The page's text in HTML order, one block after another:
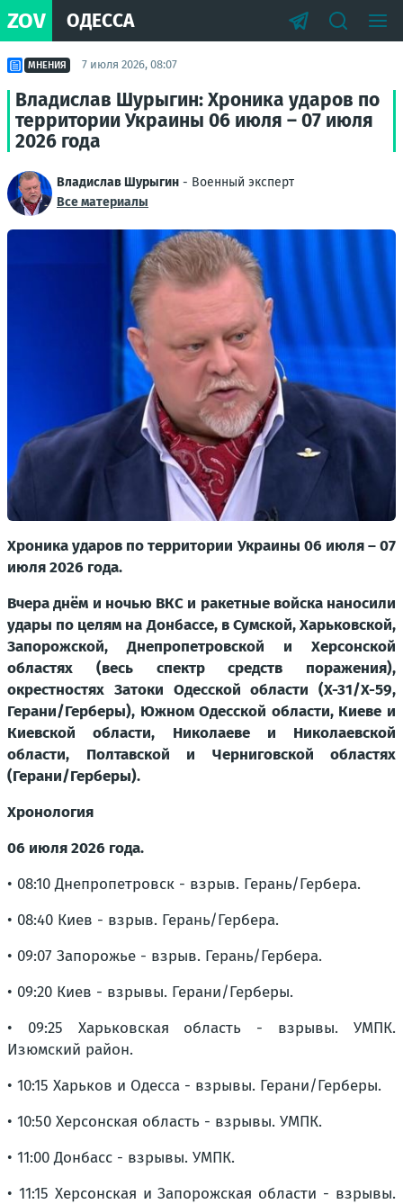
ZOV ОДЕССА
МНЕНИЯ 7 июля 2026, 08:07
Владислав Шурыгин: Хроника ударов по
территории Украины 06 июля – 07 июля
2026 года
Владислав Шурыгин - Военный эксперт
Все материалы
Хроника ударов по территории Украины 06 июля – 07
июля 2026 года.
Вчера днём и ночью ВКС и ракетные войска наносили
удары по целям на Донбассе, в Сумской, Харьковской,
Запорожской, Днепропетровской и Херсонской
областях (весь спектр средств поражения),
окрестностях Затоки Одесской области (Х-31/Х-59,
Герани/Герберы), Южном Одесской области, Киеве и
Киевской области, Николаеве и Николаевской
области, Полтавской и Черниговской областях
(Герани/Герберы).
Хронология
06 июля 2026 года.
• 08:10 Днепропетровск - взрыв. Герань/Гербера.
• 08:40 Киев - взрыв. Герань/Гербера.
• 09:07 Запорожье - взрыв. Герань/Гербера.
• 09:20 Киев - взрывы. Герани/Герберы.
• 09:25 Харьковская область - взрывы. УМПК.
Изюмский район.
• 10:15 Харьков и Одесса - взрывы. Герани/Герберы.
• 10:50 Херсонская область - взрывы. УМПК.
• 11:00 Донбасс - взрывы. УМПК.
• 11:15 Херсонская и Запорожская области - взрывы.